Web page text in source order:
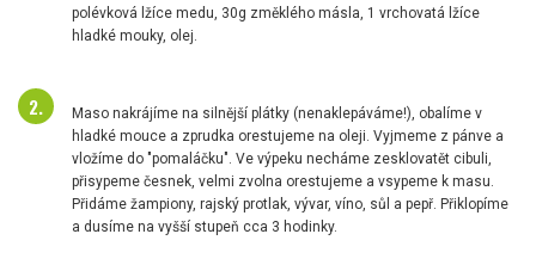
polévková lžíce medu, 30g změklého másla, 1 vrchovatá lžíce
hladké mouky, olej.
Maso nakrájíme na silnější plátky (nenaklepáváme!), obalíme v
hladké mouce a zprudka orestujeme na oleji. Vyjmeme z pánve a
vložíme do "pomaláčku". Ve výpeku necháme zesklovatět cibuli,
přisypeme česnek, velmi zvolna orestujeme a vsypeme k masu.
Přidáme žampiony, rajský protlak, vývar, víno, sůl a pepř. Přiklopíme
a dusíme na vyšší stupeň cca 3 hodinky.